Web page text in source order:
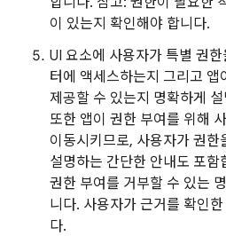
이 있는지 확인해야 합니다.
UI 요소에 사용자가 특별 권
터에 액세스하는지 그리고
제공할 수 있는지 명확하게
또한 앱이 권한 부여를 위해
이동시키므로, 사용자가 권한
설명하는 간단한 안내도 포
권한 부여를 거부할 수 있는
니다. 사용자가 근거를 확인
다.